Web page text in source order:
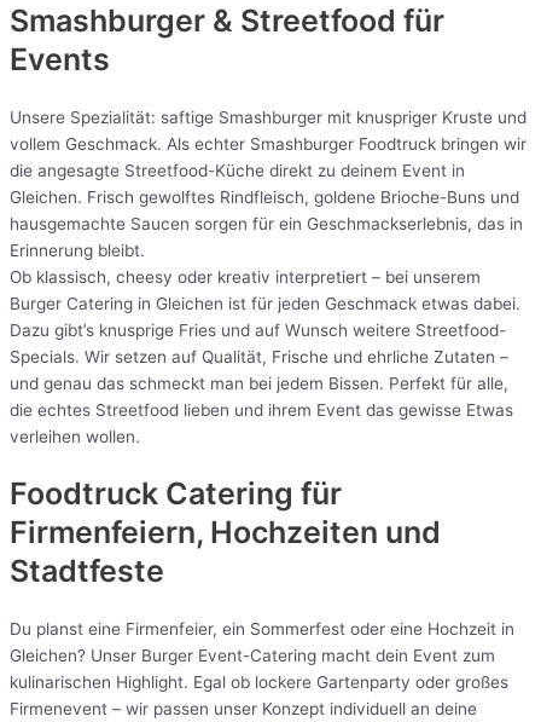
Smashburger & Streetfood für
Events
Unsere Spezialität: saftige Smashburger mit knuspriger Kruste und
vollem Geschmack. Als echter Smashburger Foodtruck bringen wir
die angesagte Streetfood-Küche direkt zu deinem Event in
Gleichen. Frisch gewolftes Rindfleisch, goldene Brioche-Buns und
hausgemachte Saucen sorgen für ein Geschmackserlebnis, das in
Erinnerung bleibt.
Ob klassisch, cheesy oder kreativ interpretiert – bei unserem
Burger Catering in Gleichen ist für jeden Geschmack etwas dabei.
Dazu gibt’s knusprige Fries und auf Wunsch weitere Streetfood-
Specials. Wir setzen auf Qualität, Frische und ehrliche Zutaten –
und genau das schmeckt man bei jedem Bissen. Perfekt für alle,
die echtes Streetfood lieben und ihrem Event das gewisse Etwas
verleihen wollen.
Foodtruck Catering für
Firmenfeiern, Hochzeiten und
Stadtfeste
Du planst eine Firmenfeier, ein Sommerfest oder eine Hochzeit in
Gleichen? Unser Burger Event-Catering macht dein Event zum
kulinarischen Highlight. Egal ob lockere Gartenparty oder großes
Firmenevent – wir passen unser Konzept individuell an deine